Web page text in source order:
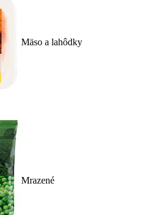
Mäso a lahôdky
Mrazené